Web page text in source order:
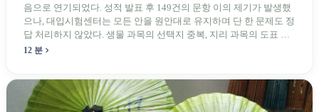
음으로 연기되었다. 성적 발표 후 149건의 문항 이의 제기가 발생했
으나, 대입시험센터는 모든 안을 원안대로 유지하며 단 한 문제도 정
답 처리하지 않았다. 생물 과목의 선택지 중복, 지리 과목의 도표 오
류 등에 대해 당국은 "답안 작성에 영향이 없다"라고만 답했다. 국회
12 분